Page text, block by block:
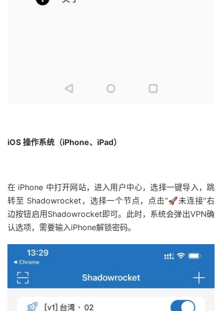
iOS 操作系统（iPhone、iPad）
在 iPhone 中打开网站，进入用户中心，选择一键导入，跳
转至 Shadowrocket，选择一个节点，点击“🚀未连接”右
边按钮启用Shadowrocket即可。此时，系统会弹出VPN确
认选项，需要输入iPhone解锁密码。